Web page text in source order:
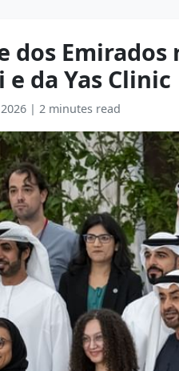
dos Emirados
da Yas Clinic
| 2 minutes read